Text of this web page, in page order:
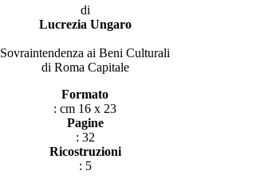
di
Lucrezia Ungaro
Sovraintendenza ai Beni Culturali
di Roma Capitale
Formato
: cm 16 x 23
Pagine
: 32
Ricostruzioni
: 5